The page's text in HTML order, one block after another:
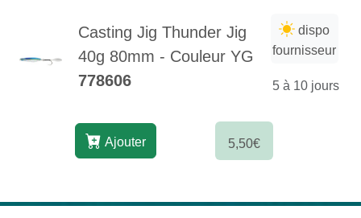
Casting Jig Thunder Jig
40g 80mm - Couleur YG
778606
dispo
fournisseur
5 à 10 jours
5,50€
Ajouter